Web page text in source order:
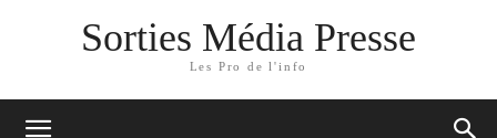
Sorties Média Presse
Les Pro de l'info